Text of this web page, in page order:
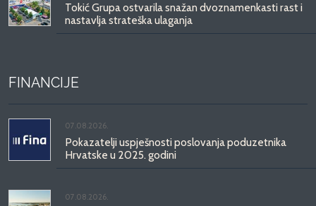
Tokić Grupa ostvarila snažan dvoznamenkasti rast i
nastavlja strateška ulaganja
FINANCIJE
07.08.2026.
Pokazatelji uspješnosti poslovanja poduzetnika
Hrvatske u 2025. godini
07.08.2026.